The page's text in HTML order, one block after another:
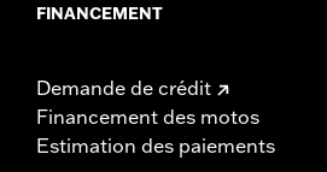
FINANCEMENT
Demande de crédit
Financement des motos
Estimation des paiements